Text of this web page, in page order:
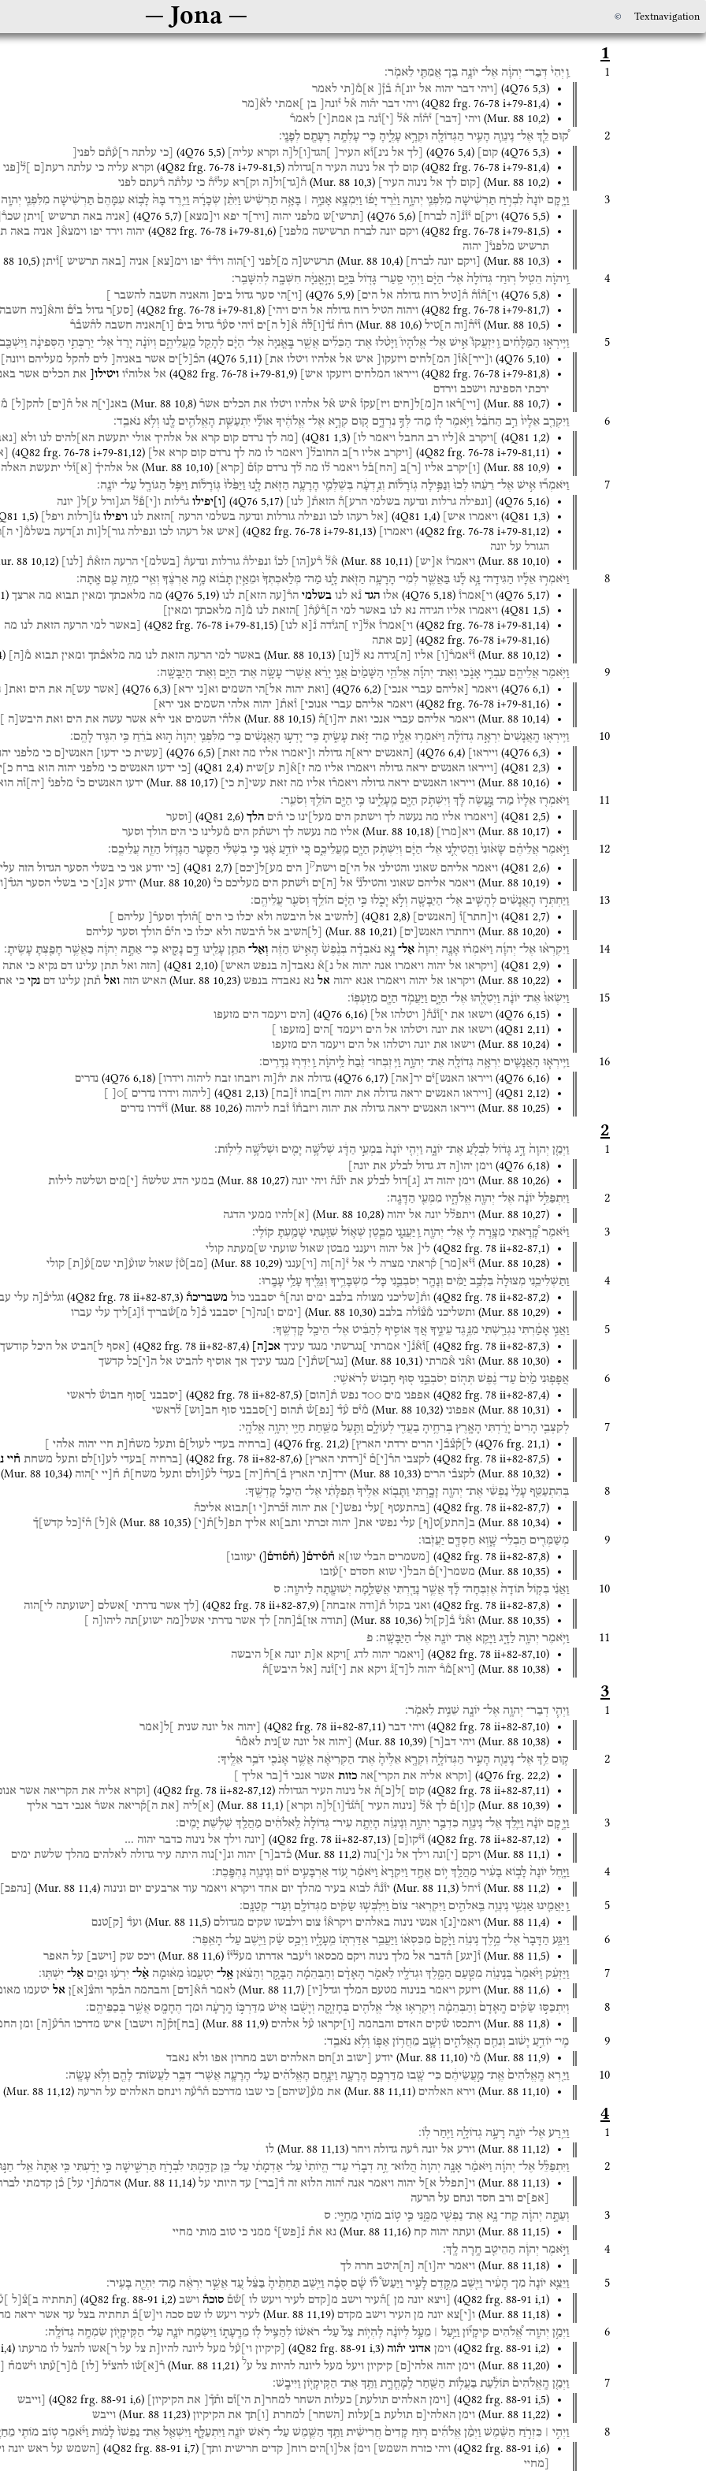
Jona © Textnavigation
1
1 וַֽיְהִי֙ דְּבַר־ יְהוָ֔ה אֶל־ יוֹנָ֥ה בֶן־ אֲמִתַּ֖י לֵאמֹֽר׃
(4Q76 5,3) [ויהי דבר יהוה אל יונ]ה֯ ב֯ן֯[ א]מ֯[תי לאמר
(4Q82 frg. 76-78 i+79-81,4) ויהי דבר יה֯וה א֯ל י֯ונה[ בן ]אמתי לא֯[מר
(Mur. 88 10,2) ויהי דבר י֯ה֯ו֯ה א֯ל֯ י ו֯נה בן אמת י לאמר֯
2 ק֠וּם לֵ֧ךְ אֶל־ נִֽינְוֵ֛ה הָעִ֥יר הַגְּדוֹלָ֖ה וּקְרָ֣א עָלֶ֑יהָ כִּֽי־ עָלְתָ֥ה רָעָתָ֖ם לְפָנָֽי׃
(4Q76 5,3) קום] (4Q76 5,4) [לך אל נינ]ו֯א העיר[ ]הגד ו ל[ה וקרא עליה] (4Q76 5,5) [כי עלתה ר]ע֯ת֯ם לפני[
(4Q82 frg. 76-78 i+79-81,4) קום לך אל נינוה העיר ה]גדולה (4Q82 frg. 76-78 i+79-81,5) וקרא עליה כי עלתה רעת[ם ]ל֯[פני
(Mur. 88 10,2) [קום לך אל נינוה העיר] (Mur. 88 10,3) ה֯ גד ול[ה וק]רא עלי֯ה֯ כי עלת֯ה ר֯עתם לפני
3 וַיָּ֤קָם יוֹנָה֙ לִבְרֹ֣חַ תַּרְשִׁ֔ישָׁה מִלִּפְנֵ֖י יְהוָ֑ה וַיֵּ֨רֶד יָפ֜וֹ וַיִּמְצָ֥א אָנִיָּ֣ה ׀ בָּאָ֣ה תַרְשִׁ֗ישׁ וַיִּתֵּ֨ן שְׂכָרָ֜הּ וַיֵּ֤רֶד בָּהּ֙ לָב֤וֹא עִמָּהֶם֙ תַּרְשִׁ֔ישָׁה מִלִּפְנֵ֖י
(4Q76 5,5) ויק]ם י֯ו֯נ֯[ה לברח] (4Q76 5,6) תרשי ש מלפני יהוה ויר ד יפא וי מצא (4Q76 5,7) [אניה באה תרשיש ]ויתן
(4Q82 frg. 76-78 i+79-81,5) ויקם יונה לברח תרשישה מלפני] (4Q82 frg. 76-78 i+79-81,6) יהוה וירד יפו וימצא֯[ אניה באה
תרשיש מלפני֯[ יהוה
(Mur. 88 10,3) [ויקם יונה לברח] (Mur. 88 10,4) תרשיש[ה מ]לפני י הוה ויר֯ד֯ יפו וימ צא אניה [באה תרשיש ]ו֯יתן 10,5)
4 וַֽיהוָ֗ה הֵטִ֤יל רֽוּחַ־ גְּדוֹלָה֙ אֶל־ הַיָּ֔ם וַיְהִ֥י סַֽעַר־ גָּד֖וֹל בַּיָּ֑ם וְהָ֣אֳנִיָּ֔ה חִשְּׁבָ֖ה לְהִשָּׁבֵֽר׃
(4Q76 5,8) וי]ה֯ו֯ה֯ ה֯[טיל רוח גדולה אל הים] (4Q76 5,9) וי הי סער גדול בים[ והאניה חשבה להשבר
(4Q82 frg. 76-78 i+79-81,7) ויהוה הטיל רוח גדולה אל הים ויהי] (4Q82 frg. 76-78 i+79-81,8) סע ר גדול בי֯ם֯ והא֯[ניה חשבה
(Mur. 88 10,5) ו֯י֯ה֯[וה ה]טיל (Mur. 88 10,6) רוח֯ ג֯ד֯ ו ל֯ה֯ א֯[ל ה]ים ו֯יהי סע֯ר֯ גדול בים֯ ו האניה חשבה לה֯שב֯ר֯
5 וַיִּֽירְא֣וּ הַמַּלָּחִ֗ים וַֽיִּזְעֲקוּ֮ אִ֣ישׁ אֶל־ אֱלֹהָיו֒ וַיָּטִ֨לוּ אֶת־ הַכֵּלִ֜ים אֲשֶׁ֤ר בָּֽאֳנִיָּה֙ אֶל־ הַיָּ֔ם לְהָקֵ֖ל מֵֽעֲלֵיהֶ֑ם וְיוֹנָ֗ה יָרַד֙ אֶל־ יַרְכְּתֵ֣י הַסְּפִינָ֔ה וַיִּשְׁכַּ֖ב
(4Q76 5,10) ו ייר א֯ו֯[ המ]לחים ויזעקו[ איש אל אלהיו ויטלו את] (4Q76 5,11) הכ֯ ל ים אשר באניה[ לים להקל מעליהם ויונה]
(4Q82 frg. 76-78 i+79-81,8) וייראו המלחים ויזעקו איש] (4Q82 frg. 76-78 i+79-81,9) אל אלוהי֯ו ויטילו[ את הכלים אשר
ירכתי הספינה וישכב וירדם
(Mur. 88 10,7) ויי ר֯או ה מ ל[חים ויז]עקו֯ א֯יש א֯ל אלהיו ויטלו את הכלים אשר֯ (Mur. 88 10,8) באנ י ה אל ה֯ ים להק ל
6 וַיִּקְרַ֤ב אֵלָיו֙ רַ֣ב הַחֹבֵ֔ל וַיֹּ֥אמֶר ל֖וֹ מַה־ לְּךָ֣ נִרְדָּ֑ם ק֚וּם קְרָ֣א אֶל־ אֱלֹהֶ֔יךָ אוּלַ֞י יִתְעַשֵּׁ֧ת הָאֱלֹהִ֛ים לָ֖נוּ וְלֹ֥א נֹאבֵֽד׃
(4Q81 1,2) ]ויקרב א֯[ליו רב החבל ויאמר לו] (4Q81 1,3) [מה לך נרדם קום קרא אל אלהיך אולי יתעשת הא]להים לנו ולא
(4Q82 frg. 76-78 i+79-81,11) [ויקרב אליו ר]ב החובל֯[ ויאמר לו מה לך נרדם קום קרא אל] (4Q82 frg. 76-78 i+79-81,12)
(Mur. 88 10,9) ו יקרב אליו ר ב הח ב֯ל ויאמר ל֯ו מה ל֯ך נרדם קו֯ם֯ קרא (Mur. 88 10,10) אל אלהיך֯ א ו֯לי יתעשת
7 וַיֹּאמְר֞וּ אִ֣ישׁ אֶל־ רֵעֵ֗הוּ לְכוּ֙ וְנַפִּ֣ילָה גֽוֹרָל֔וֹת וְנֵ֣דְעָ֔ה בְּשֶׁלְּמִ֛י הָרָעָ֥ה הַזֹּ֖את לָ֑נוּ וַיַּפִּ֙לוּ֙ גּֽוֹרָל֔וֹת וַיִּפֹּ֥ל הַגּוֹרָ֖ל עַל־ יוֹנָֽה׃
(4Q76 5,16) [ונפילה גרלות ונדעה בשלמי הרע]ה֯ הזאת֯[ לנו] (4Q76 5,17) ו יפילו גר֯לות ו י פ֯ל֯ הג[ורל ע]ל[ יונה
(4Q81 1,3) ויאמרו איש] (4Q81 1,4) [אל רעהו לכו ונפילה גורלות ונדעה בשלמי הרעה ]הזאת לנו ויפילו גו֯[רלות ויפל] 1,5)
(4Q82 frg. 76-78 i+79-81,12) ויאמרו] (4Q82 frg. 76-78 i+79-81,13) [איש אל רעהו לכו ונפילה גור]ל[ות ונ]דעה בשלמ֯[י
הגורל על יונה
(Mur. 88 10,10) ויאמרו֯ א יש (Mur. 88 10,11) א֯ל֯ ר֯ע הו לכו֯ ונפילה֯ גורלות ונדעה֯ בשלמ י הרעה הזא֯ת֯ לנו 88 10,12)
8 וַיֹּאמְר֣וּ אֵלָ֔יו הַגִּידָה־ נָּ֣א לָ֔נוּ בַּאֲשֶׁ֛ר לְמִי־ הָרָעָ֥ה הַזֹּ֖את לָ֑נוּ מַה־ מְּלַאכְתְּךָ֙ וּמֵאַ֣יִן תָּב֔וֹא מָ֣ה אַרְצֶ֔ךָ וְאֵֽי־ מִזֶּ֥ה עַ֖ם אָֽתָּה׃
(4Q76 5,17) וי]אמרו֯ (4Q76 5,18) אלו הגד נ֯א לנו בשלמי הר֯[עה הזא]ת לנו (4Q76 5,19) מה מלאכתך ומאין תבוא מה ארצך 1)
(4Q81 1,5) ויאמרו אליו הגידה נא לנו באשר למי ה]ר֯ע֯ה֯[ ]הזאת לנו מ֯[ה מלאכתך ומאין]
(4Q82 frg. 76-78 i+79-81,14) וי]אמרו֯ אל֯[יו ]הגי֯דה נ֯[א לנו] (4Q82 frg. 76-78 i+79-81,15) [באשר למי הרעה הזאת לנו מה
(4Q82 frg. 76-78 i+79-81,16) [עם אתה
(Mur. 88 10,12) ו֯י֯אמר֯ ו אליו ה גידה נא ל֯ נו (Mur. 88 10,13) באשר למי הרעה הזאת לנו מה מלאכ֯תך ומאין תבוא מ֯ ה )
9 וַיֹּ֥אמֶר אֲלֵיהֶ֖ם עִבְרִ֣י אָנֹ֑כִי וְאֶת־ יְהוָ֞ה אֱלֹהֵ֤י הַשָּׁמַ֙יִם֙ אֲנִ֣י יָרֵ֔א אֲשֶׁר־ עָשָׂ֥ה אֶת־ הַיָּ֖ם וְאֶת־ הַיַּבָּשָֽׁה׃
(4Q76 6,1) ויאמר [אליהם עברי אנכי] (4Q76 6,2) [ואת יהוה אל]הי השמים וא[ני ירא] (4Q76 6,3) [אשר עש]ה את הים ואת[
(4Q82 frg. 76-78 i+79-81,16) ויאמר אליהם עברי אנוכי] ו֯את֯[ יהוה אלהי השמים אני ירא]
(Mur. 88 10,14) ויאמר אליהם עברי אנכי ואת יה ו ה֯ (Mur. 88 10,15) אלה֯י השמים אני יר֯א אשר עשה את הים ואת היבש[ה
10 וַיִּֽירְא֤וּ הָֽאֲנָשִׁים֙ יִרְאָ֣ה גְדוֹלָ֔ה וַיֹּאמְר֥וּ אֵלָ֖יו מַה־ זֹּ֣את עָשִׂ֑יתָ כִּֽי־ יָדְע֣וּ הָאֲנָשִׁ֗ים כִּֽי־ מִלִּפְנֵ֤י יְהוָה֙ ה֣וּא בֹרֵ֔חַ כִּ֥י הִגִּ֖יד לָהֶֽם׃
(4Q76 6,3) וייראו] (4Q76 6,4) [האנשים ירא]ה גדולה ו[יאמרו אליו מה זאת] (4Q76 6,5) [עשית כי ידעו] האנשי[ם כי מלפני
(4Q81 2,3) [וייראו האנשים יראה גדולה ויאמרו אליו מה ז]א֯[ת ע]שית (4Q81 2,4) [כי ידעו האנשים כי מלפני יהוה הוא ברח כ]י
(Mur. 88 10,16) וייראו האנשים יראה גדולה ויאמר֯ו אליו מה זאת עשי[ת כי] (Mur. 88 10,17) ידעו האנשים כי֯ מלפני֯ יה ו֯ה
11 וַיֹּאמְר֤וּ אֵלָיו֙ מַה־ נַּ֣עֲשֶׂה לָּ֔ךְ וְיִשְׁתֹּ֥ק הַיָּ֖ם מֵֽעָלֵ֑ינוּ כִּ֥י הַיָּ֖ם הוֹלֵ֥ךְ וְסֹעֵֽר׃
(4Q81 2,5) [ויאמרו אליו מה נעשה לך וישתק הים מעל]ינו כי ה֯ים הלך (4Q81 2,6) [וסער
(Mur. 88 10,17) ויא מרו (Mur. 88 10,18) אליו מה נעשה לך וישת֯ק הים מ֯עלינו כי הים הולך וסער
12 וַיֹּ֣אמֶר אֲלֵיהֶ֗ם שָׂא֙וּנִי֙ וַהֲטִילֻ֣נִי אֶל־ הַיָּ֔ם וְיִשְׁתֹּ֥ק הַיָּ֖ם מֵֽעֲלֵיכֶ֑ם כִּ֚י יוֹדֵ֣עַ אָ֔נִי כִּ֣י בְשֶׁלִּ֔י הַסַּ֧עַר הַגָּד֛וֹל הַזֶּ֖ה עֲלֵיכֶֽם׃
(4Q81 2,6) ויאמר אליהם שאוני והטילני אל הי]ם וישתק הים מע]ל יכם (4Q81 2,7) [כי יודע אני כי בשלי הסער הגדול הזה
(Mur. 88 10,19) ויאמר אליהם שאוני והטילנ֯י֯ אל ה ים וי֯שתק הים מעליכם כי֯ (Mur. 88 10,20) יודע א נ י כי בשלי הסער
13 וַיַּחְתְּר֣וּ הָאֲנָשִׁ֗ים לְהָשִׁ֛יב אֶל־ הַיַּבָּשָׁ֖ה וְלֹ֣א יָכֹ֑לוּ כִּ֣י הַיָּ֔ם הוֹלֵ֥ךְ וְסֹעֵ֖ר עֲלֵיהֶֽם׃
(4Q81 2,7) וי חתר ו֯ האנשים (4Q81 2,8) [להשיב אל היבשה ולא יכלו כי הים ]ה֯ולך וסער֯[ עליהם
(Mur. 88 10,20) ויחתרו האנש ים (Mur. 88 10,21) ל השיב אל ה֯יבשה ולא יכלו כי הי֯ם֯ הולך וסער עליהם
14 וַיִּקְרְא֨וּ אֶל־ יְהוָ֜ה וַיֹּאמְר֗וּ אָנָּ֤ה יְהוָה֙ אַל־ נָ֣א נֹאבְדָ֗ה בְּנֶ֙פֶשׁ֙ הָאִ֣ישׁ הַזֶּ֔ה וְאַל־ תִּתֵּ֥ן עָלֵ֖ינוּ דָּ֣ם נָקִ֑יא כִּֽי־ אַתָּ֣ה יְהוָ֔ה כַּאֲשֶׁ֥ר חָפַ֖צְתָּ עָשִֽׂיתָ׃
(4Q81 2,9) [ויקראו אל יהוה ויאמרו אנה יהוה אל נ]א֯ נאבד[ה בנפש האיש] (4Q81 2,10) [הזה ואל תתן עלינו דם נקיא כי אתה
(Mur. 88 10,22) ויקראו אל יהוה ויאמרו אנא יהוה אל נא נאבדה בנפש (Mur. 88 10,23) האיש הזה ואל ת֯תן עלינו דם נקי כי
15 וַיִּשְׂאוּ֙ אֶת־ יוֹנָ֔ה וַיְטִלֻ֖הוּ אֶל־ הַיָּ֑ם וַיַּעֲמֹ֥ד הַיָּ֖ם מִזַּעְפּֽוֹ׃
(4Q76 6,15) וישאו את י]ו֯נ֯ה֯[ ויטלהו אל] (4Q76 6,16) [הים ויעמד הים מזעפו
(4Q81 2,11) וישאו את יונה ויטלהו אל הים ויעמד ]הים [מזעפו
(Mur. 88 10,24) וישאו את יונה ויטלהו אל הים ויעמד הים מזעפו
16 וַיִּֽירְא֧וּ הָאֲנָשִׁ֛ים יִרְאָ֥ה גְדוֹלָ֖ה אֶת־ יְהוָ֑ה וַיִּֽזְבְּחוּ־ זֶ֙בַח֙ לַֽיהוָ֔ה וַֽיִּדְּר֖וּ נְדָרִֽים׃
(4Q76 6,16) וייראו האנש]י֯ם יר אה (4Q76 6,17) גדולה את יה֯[וה ויזבחו זבח ליהוה וידרו] (4Q76 6,18) נדרים
(4Q81 2,12) [וייראו האנשים יראה גדולה את יהוה ויז]בחו ז֯ בח (4Q81 2,13) [ליהוה וידרו נדרים ]○[
(Mur. 88 10,25) וייראו האנשים יראה גדולה את יהוה ויזבח֯ו֯ ז֯בח ליהוה (Mur. 88 10,26) ו֯י֯דרו נדרים
2
1 וַיְמַ֤ן יְהוָה֙ דָּ֣ג גָּד֔וֹל לִבְלֹ֖עַ אֶת־ יוֹנָ֑ה וַיְהִ֤י יוֹנָה֙ בִּמְעֵ֣י הַדָּ֔ג שְׁלֹשָׁ֥ה יָמִ֖ים וּשְׁלֹשָׁ֥ה לֵילֽוֹת׃
(4Q76 6,18) וימן יהו[ה דג גדול לבלע את יונה]
(Mur. 88 10,26) וימן יהוה דג ג דול לבלע את יו֯נ֯ה֯ ויהי יונה (Mur. 88 10,27) במעי הדג שלשה֯ י מים ושלשה לילות
2 וַיִּתְפַּלֵּ֣ל יוֹנָ֔ה אֶל־ יְהוָ֖ה אֱלֹהָ֑יו מִמְּעֵ֖י הַדָּגָֽה׃
(Mur. 88 10,27) ויתפל֯ל יונה אל יהוה (Mur. 88 10,28) א להיו ממעי הדגה
3 וַיֹּ֗אמֶר קָ֠רָאתִי מִצָּ֥רָה לִ֛י אֶל־ יְהוָ֖ה וַֽיַּעֲנֵ֑נִי מִבֶּ֧טֶן שְׁא֛וֹל שִׁוַּ֖עְתִּי שָׁמַ֥עְתָּ קוֹלִֽי׃
(4Q82 frg. 78 ii+82-87,1) לי[ אל יהוה ויענני מבטן שאול שועתי ש]מעתה קולי
(Mur. 88 10,28) ו֯י֯א מר ק֯ראתי מצרה לי אל י֯ ה וה וי ענני (Mur. 88 10,29) מב ט֯ן֯ שאול שוע֯[תי שמ]ע֯ ת קולי
4 וַתַּשְׁלִיכֵ֤נִי מְצוּלָה֙ בִּלְבַ֣ב יַמִּ֔ים וְנָהָ֖ר יְסֹבְבֵ֑נִי כָּל־ מִשְׁבָּרֶ֥יךָ וְגַלֶּ֖יךָ עָלַ֥י עָבָֽרוּ׃
(4Q82 frg. 78 ii+82-87,2) ות֯[שליכני מצולה בלבב ימים ונה]ר֯ יסבבני כול משבריכה֯ (4Q82 frg. 78 ii+82-87,3) וגליכ֯[ה עלי
(Mur. 88 10,29) ותשליכני מ֯צ֯ו֯לה בלבב (Mur. 88 10,30) [ימים ו]נה ר יסבבני כ֯[ל מ]ש֯בריך ו֯ ג ליך עלי עברו
5 וַאֲנִ֣י אָמַ֔רְתִּי נִגְרַ֖שְׁתִּי מִנֶּ֣גֶד עֵינֶ֑יךָ אַ֚ךְ אוֹסִ֣יף לְהַבִּ֔יט אֶל־ הֵיכַ֖ל קָדְשֶֽׁךָ׃
(4Q82 frg. 78 ii+82-87,3) ]ו֯א֯נ֯[י אמרתי ]נגרשתי מנגד עיניך אכ ה (4Q82 frg. 78 ii+82-87,4) [אסף ל]הביט אל היכל קודשך
(Mur. 88 10,30) וא֯ני א֯מרתי (Mur. 88 10,31) נגר שת֯ י מנגד עיניך אך אוסיף להביט אל ה י כל קדשך
6 אֲפָפ֤וּנִי מַ֙יִם֙ עַד־ נֶ֔פֶשׁ תְּה֖וֹם יְסֹבְבֵ֑נִי ס֖וּף חָב֥וּשׁ לְרֹאשִֽׁי׃
(4Q82 frg. 78 ii+82-87,4) אפפני מים ○○ד נפש ת֯ הום (4Q82 frg. 78 ii+82-87,5) [יסבבני ]סוף חבוש֯ לראשי
(Mur. 88 10,31) אפפוני (Mur. 88 10,32) מ֯י֯ם ע֯ד֯ נפ ש֯ ת֯הום י סבבני סוף חב וש ל֯ראשי
7 לְקִצְבֵ֤י הָרִים֙ יָרַ֔דְתִּי הָאָ֛רֶץ בְּרִחֶ֥יהָ בַעֲדִ֖י לְעוֹלָ֑ם וַתַּ֧עַל מִשַּׁ֛חַת חַיַּ֖י יְהוָ֥ה אֱלֹהָֽי׃
(4Q76 frg. 21,1) ל]ק֯צ֯ב֯[י הרים ירדתי הארץ] (4Q76 frg. 21,2) [ברחיה בעדי לעול]ם֯ ותעל משח֯[ת חיי יהוה אלהי
(4Q82 frg. 78 ii+82-87,5) לקצבי הר֯ י ם֯ י֯[רדתי הארץ] (4Q82 frg. 78 ii+82-87,6) [ברחיה ]בעדי לע ו לם ותעל משחת ח֯יי
(Mur. 88 10,32) לקצב֯י הרים (Mur. 88 10,33) ירד[תי הארץ ב֯]רח֯ יה בעדי֯ לע֯[ולם ותעל משח]ת֯ ח֯[יי י]הוה (Mur. 88 10,34)
8 בְּהִתְעַטֵּ֤ף עָלַי֙ נַפְשִׁ֔י אֶת־ יְהוָ֖ה זָכָ֑רְתִּי וַתָּב֤וֹא אֵלֶ֙יךָ֙ תְּפִלָּתִ֔י אֶל־ הֵיכַ֖ל קָדְשֶֽׁךָ׃
(4Q82 frg. 78 ii+82-87,7) [בהתעטף ]עלי נפש י את יהוה ז֯כ֯רת[י ו]תבוא אליכה֯
(Mur. 88 10,34) ב התע ט ף עלי נפשי את[ יהוה זכרתי ותב]וא אליך תפ ל ת֯ י (Mur. 88 10,35) א֯ ל ה֯י֯[כל קדש]ך֯
9 מְשַׁמְּרִ֖ים הַבְלֵי־ שָׁ֑וְא חַסְדָּ֖ם יַעֲזֹֽבוּ׃
(4Q82 frg. 78 ii+82-87,8) [משמרים הבלי שו]א ח֯ס֯ידם֯[ (ח֯ס֯ודם֯[ ) יעזובו]
(Mur. 88 10,35) משמר י ם֯ הבל[י שוא חסדם י]ע֯זבו
10 וַאֲנִ֗י בְּק֤וֹל תּוֹדָה֙ אֶזְבְּחָה־ לָּ֔ךְ אֲשֶׁ֥ר נָדַ֖רְתִּי אֲשַׁלֵּ֑מָה יְשׁוּעָ֖תָה לַיהוָֽה׃ ס
(4Q82 frg. 78 ii+82-87,8) ואני בקול ת֯[ודה אזבחה] (4Q82 frg. 78 ii+82-87,9) [לך אשר נדרתי ]אשלם [ישועתה לי]הוה
(Mur. 88 10,35) וא֯ני֯ ב֯ ק ול (Mur. 88 10,36) [תודה אז]ב֯ חה לך אשר נדרתי אשל[מה ישוע]תה ליהו[ה
11 וַיֹּ֥אמֶר יְהוָ֖ה לַדָּ֑ג וַיָּקֵ֥א אֶת־ יוֹנָ֖ה אֶל־ הַיַּבָּשָֽׁה׃ פ
(4Q82 frg. 78 ii+82-87,10) [ויאמר יהוה לדג ]ויקא א[ת יונה א]ל היבשה
(Mur. 88 10,38) ויא מ֯ר֯ יהוה ל ד ג֯ ויקא את י ו֯נה [אל היבש]ה֯
3
1 וַיְהִ֧י דְבַר־ יְהוָ֛ה אֶל־ יוֹנָ֖ה שֵׁנִ֥ית לֵאמֹֽר׃
(4Q82 frg. 78 ii+82-87,10) ויהי דבר (4Q82 frg. 78 ii+82-87,11) [יהוה אל יונה שנית ]ל[אמר
(Mur. 88 10,38) ויהי דב ר (Mur. 88 10,39) [יהוה אל יונה ש]נית לאמ֯ר֯
2 ק֛וּם לֵ֥ךְ אֶל־ נִֽינְוֵ֖ה הָעִ֣יר הַגְּדוֹלָ֑ה וִּקְרָ֤א אֵלֶ֙יהָ֙ אֶת־ הַקְּרִיאָ֔ה אֲשֶׁ֥ר אָנֹכִ֖י דֹּבֵ֥ר אֵלֶֽיךָ׃
(4Q76 frg. 22,2) [וקרא אליה את הקרי]אה כזות אשר אנכי ד֯[בר אליך
(4Q82 frg. 78 ii+82-87,11) קום ]ל כ ה֯ אל נינוה העיר הגדולה (4Q82 frg. 78 ii+82-87,12) [וקרא אליה את הקריאה אשר
(Mur. 88 10,39) ק ו ם֯ לך א֯ל֯ [נינוה העיר ]ה֯ג֯ד֯ ו ל[ה וקרא] (Mur. 88 11,1) א ליה [את ה]ק֯ריאה אשר֯ אנכי דבר אליך
3 וַיָּ֣קָם יוֹנָ֗ה וַיֵּ֛לֶךְ אֶל־ נִֽינְוֶ֖ה כִּדְבַ֣ר יְהוָ֑ה וְנִֽינְוֵ֗ה הָיְתָ֤ה עִיר־ גְּדוֹלָה֙ לֵֽאלֹהִ֔ים מַהֲלַ֖ךְ שְׁלֹ֥שֶׁת יָמִֽים׃
(4Q82 frg. 78 ii+82-87,12) ו֯י֯קו ם (4Q82 frg. 78 ii+82-87,13) [יונה וילך אל נינוה כדבר יהוה …
(Mur. 88 11,1) ויקם י ונה וילך אל נ י נוה (Mur. 88 11,2) כ֯דב ר יהוה ונ י נוה היתה עיר גדולה לאלהים מהלך שלשת ימים
4 וַיָּ֤חֶל יוֹנָה֙ לָב֣וֹא בָעִ֔יר מַהֲלַ֖ךְ י֣וֹם אֶחָ֑ד וַיִּקְרָא֙ וַיֹּאמַ֔ר ע֚וֹד אַרְבָּעִ֣ים י֔וֹם וְנִֽינְוֵ֖ה נֶהְפָּֽכֶת׃
(Mur. 88 11,2) ו֯יחל (Mur. 88 11,3) יו֯נ֯ה֯ לבוא בעיר מהלך יום אחד ויקרא ויאמר עוד ארבעים יום ונינוה (Mur. 88 11,4) נהפכ
5 וַֽיַּאֲמִ֛ינוּ אַנְשֵׁ֥י נִֽינְוֵ֖ה בֵּֽאלֹהִ֑ים וַיִּקְרְאוּ־ צוֹם֙ וַיִּלְבְּשׁ֣וּ שַׂקִּ֔ים מִגְּדוֹלָ֖ם וְעַד־ קְטַנָּֽם׃
(Mur. 88 11,4) ויאמי נ ו אנשי נינוה באלהים ויקרא֯ו֯ צום וילבשו שקים מגדולם (Mur. 88 11,5) ועד֯ ק טנם
6 וַיִּגַּ֤ע הַדָּבָר֙ אֶל־ מֶ֣לֶך נִֽינְוֵ֔ה וַיָּ֙קָם֙ מִכִּסְא֔וֹ וַיַּעֲבֵ֥ר אַדַּרְתּ֖וֹ מֵֽעָלָ֑יו וַיְכַ֣ס שַׂ֔ק וַיֵּ֖שֶׁב עַל־ הָאֵֽפֶר׃
(Mur. 88 11,5) ו֯ יגע ה֯דבר אל מלך נינוה ויקם מכסאו וי֯עבר אדרתו מעל֯י֯ו֯ (Mur. 88 11,6) ויכס שק וישב על האפר
7 וַיַּזְעֵ֗ק וַיֹּ֙אמֶר֙ בְּנִֽינְוֵ֔ה מִטַּ֧עַם הַמֶּ֛לֶךְ וּגְדֹלָ֖יו לֵאמֹ֑ר הָאָדָ֨ם וְהַבְּהֵמָ֜ה הַבָּקָ֣ר וְהַצֹּ֗אן אַֽל־ יִטְעֲמוּ֙ מְא֔וּמָה אַ֨ל־ יִרְע֔וּ וּמַ֖יִם אַל־ יִשְׁתּֽוּ׃
(Mur. 88 11,6) ויזעק ויאמר בנינוה מטעם המלך וגדל יו (Mur. 88 11,7) לאמר ה֯א֯ דם והבהמה הב֯קר והצ֯ א ן אל יטעמו
8 וְיִתְכַּסּ֣וּ שַׂקִּ֗ים הָֽאָדָם֙ וְהַבְּהֵמָ֔ה וְיִקְרְא֥וּ אֶל־ אֱלֹהִ֖ים בְּחָזְקָ֑ה וְיָשֻׁ֗בוּ אִ֚ישׁ מִדַּרְכּ֣וֹ הָֽרָעָ֔ה וּמִן־ הֶחָמָ֖ס אֲשֶׁ֥ר בְּכַפֵּיהֶֽם׃
(Mur. 88 11,8) ויתכסו ש֯קים האדם והבהמה ו יקראו ע֯ל אלהים (Mur. 88 11,9) בח זק֯[ה וישבו] איש מדרכו הר֯ע֯ ה ומן
9 מִֽי־ יוֹדֵ֣עַ יָשׁ֔וּב וְנִחַ֖ם הָאֱלֹהִ֑ים וְשָׁ֛ב מֵחֲר֥וֹן אַפּ֖וֹ וְלֹ֥א נֹאבֵֽד׃
(Mur. 88 11,9) מ֯י (Mur. 88 11,10) יודע [ישוב ונ]חם האלהים ושב מחרון אפו ולא נאבד
10 וַיַּ֤רְא הָֽאֱלֹהִים֙ אֶֽת־ מַ֣עֲשֵׂיהֶ֔ם כִּי־ שָׁ֖בוּ מִדַּרְכָּ֣ם הָרָעָ֑ה וַיִּנָּ֣חֶם הָאֱלֹהִ֗ים עַל־ הָרָעָ֛ה אֲשֶׁר־ דִּבֶּ֥ר לַעֲשׂוֹת־ לָהֶ֖ם וְלֹ֥א עָשָֽׂה׃
(Mur. 88 11,10) וירא האלהים (Mur. 88 11,11) את מע֯ שיהם כי שבו מדרכם ה֯ר֯ע֯ה וינחם האלהים על הרעה (Mur. 88 11,12)
4
1 וַיֵּ֥רַע אֶל־ יוֹנָ֖ה רָעָ֣ה גְדוֹלָ֑ה וַיִּ֖חַר לֽוֹ׃
(Mur. 88 11,12) וירע אל יונה ר֯עה גדולה ויחר (Mur. 88 11,13) לו
2 וַיִּתְפַּלֵּ֨ל אֶל־ יְהוָ֜ה וַיֹּאמַ֗ר אָנָּ֤ה יְהוָה֙ הֲלוֹא־ זֶ֣ה דְבָרִ֗י עַד־ הֱיוֹתִי֙ עַל־ אַדְמָתִ֔י עַל־ כֵּ֥ן קִדַּ֖מְתִּי לִבְרֹ֣חַ תַּרְשִׁ֑ישָׁה כִּ֣י יָדַ֗עְתִּי כִּ֤י אַתָּה֙ אֵֽל־
(Mur. 88 11,13) וי[תפלל א]ל יהוה ויאמר אנה י֯הוה הלוא זה ד֯ ברי עד היותי על (Mur. 88 11,14) אדמת֯[י על] כ֯ן קדמתי
אפ ים ורב חסד ונחם על הרעה
3 וְעַתָּ֣ה יְהוָ֔ה קַח־ נָ֥א אֶת־ נַפְשִׁ֖י מִמֶּ֑נִּי כִּ֛י ט֥וֹב מוֹתִ֖י מֵחַיָּֽי׃ ס
(Mur. 88 11,15) ועתה יהוה קח (Mur. 88 11,16) נא את֯ נ֯ פש י֯ ממני כי טוב מותי מחיי
4 וַיֹּ֣אמֶר יְהוָ֔ה הַהֵיטֵ֖ב חָ֥רָה לָֽךְ׃
(Mur. 88 11,18) ויאמר יה ו ה ה היטב חרה לך
5 וַיֵּצֵ֤א יוֹנָה֙ מִן־ הָעִ֔יר וַיֵּ֖שֶׁב מִקֶּ֣דֶם לָעִ֑יר וַיַּעַשׂ֩ ל֨וֹ שָׁ֜ם סֻכָּ֗ה וַיֵּ֤שֶׁב תַּחְתֶּ֙יהָ֙ בַּצֵּ֔ל עַ֚ד אֲשֶׁ֣ר יִרְאֶ֔ה מַה־ יִּהְיֶ֖ה בָּעִֽיר׃
(4Q82 frg. 88-91 i,1) [ויצא יונה מן ]ה֯עיר וישב מ[קדם לעיר ויעש לו ]ש֯ם֯ סוכה֯ וישב (4Q82 frg. 88-91 i,2) [תחתיה ב]צ֯[ל
(Mur. 88 11,18) ו י צא יונה מן העיר וישב מקדם (Mur. 88 11,19) לעיר ויעש לו שם סכה וי ש ב֯ תחתיה בצל עד אשר יראה
6 וַיְמַ֣ן יְהוָֽה־ אֱ֠לֹהִים קִיקָי֞וֹן וַיַּ֣עַל ׀ מֵעַ֣ל לְיוֹנָ֗ה לִֽהְי֥וֹת צֵל֙ עַל־ רֹאשׁ֔וֹ לְהַצִּ֥יל ל֖וֹ מֵרָֽעָת֑וֹ וַיִּשְׂמַ֥ח יוֹנָ֛ה עַל־ הַקּֽ͏ִיקָי֖וֹן שִׂמְחָ֥ה גְדוֹלָֽה׃
(4Q82 frg. 88-91 i,2) וימן אדוני יה֯וה (4Q82 frg. 88-91 i,3) [קיקיון וי]ע֯ל מעל ליונה להיו[ת צל על ר]אשו להצל לו מרעתו ,4)
(Mur. 88 11,20) וימן יהוה אלהי ם קיקיון ויעל מעל ליונה להיות צל על (Mur. 88 11,21) ר֯ א ש֯ו להצי֯ל לו מ֯ ר ע֯תו וי֯שמח֯
7 וַיְמַ֤ן הָֽאֱלֹהִים֙ תּוֹלַ֔עַת בַּעֲל֥וֹת הַשַּׁ֖חַר לַֽמָּחֳרָ֑ת וַתַּ֥ךְ אֶת־ הַקִּֽיקָי֖וֹן וַיִּיבָֽשׁ׃
(4Q82 frg. 88-91 i,5) [וימן האלהים תולעת] כעלות השחר למחר[ת הי]ו֯ם ות֯ך֯[ את הקיקיון] (4Q82 frg. 88-91 i,6) [וייבש
(Mur. 88 11,22) וימן האלהי[ם תולעת ב]עלות השחר למחרת ו תך את הקיקיון (Mur. 88 11,23) וייבש
8 וַיְהִ֣י ׀ כִּזְרֹ֣חַ הַשֶּׁ֗מֶשׁ וַיְמַ֨ן אֱלֹהִ֜ים ר֤וּחַ קָדִים֙ חֲרִישִׁ֔ית וַתַּ֥ךְ הַשֶּׁ֛מֶשׁ עַל־ רֹ֥אשׁ יוֹנָ֖ה וַיִּתְעַלָּ֑ף וַיִּשְׁאַ֤ל אֶת־ נַפְשׁוֹ֙ לָמ֔וּת וַיֹּ֕אמֶר ט֥וֹב מוֹתִ֖י
(4Q82 frg. 88-91 i,6) ויהי כזרח השמש] וימן֯ אל ו הים רוח[ קדים חרישית ותך] (4Q82 frg. 88-91 i,7) [השמש על ראש יונה
[מחיי